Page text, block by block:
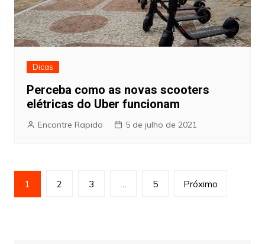
Dicas
Perceba como as novas scooters
elétricas do Uber funcionam
Encontre Rapido 5 de julho de 2021
Paginação
de
1 2 3 … 5 Próximo